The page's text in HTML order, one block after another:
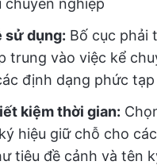
chuyên nghiệp
sử dụng: Bố cục phải
trung vào việc kể
định dạng phức tạp
kiệm thời gian:
hiệu giữ chỗ cho
tiêu đề cảnh và tên